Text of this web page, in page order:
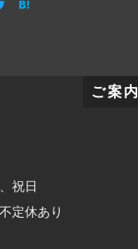
ご案内
祝日
定休あり